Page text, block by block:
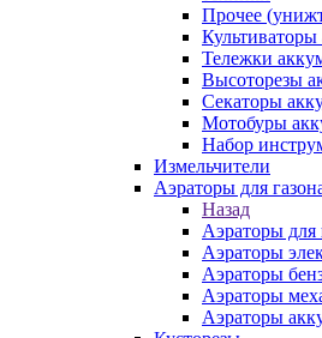
Прочее
Тележки
Высоторезы
Секаторы
Мотобуры
Набор
Измельчители
Аэраторы для
Назад
Аэраторы для
Аэраторы
Аэраторы
Аэраторы
Аэраторы